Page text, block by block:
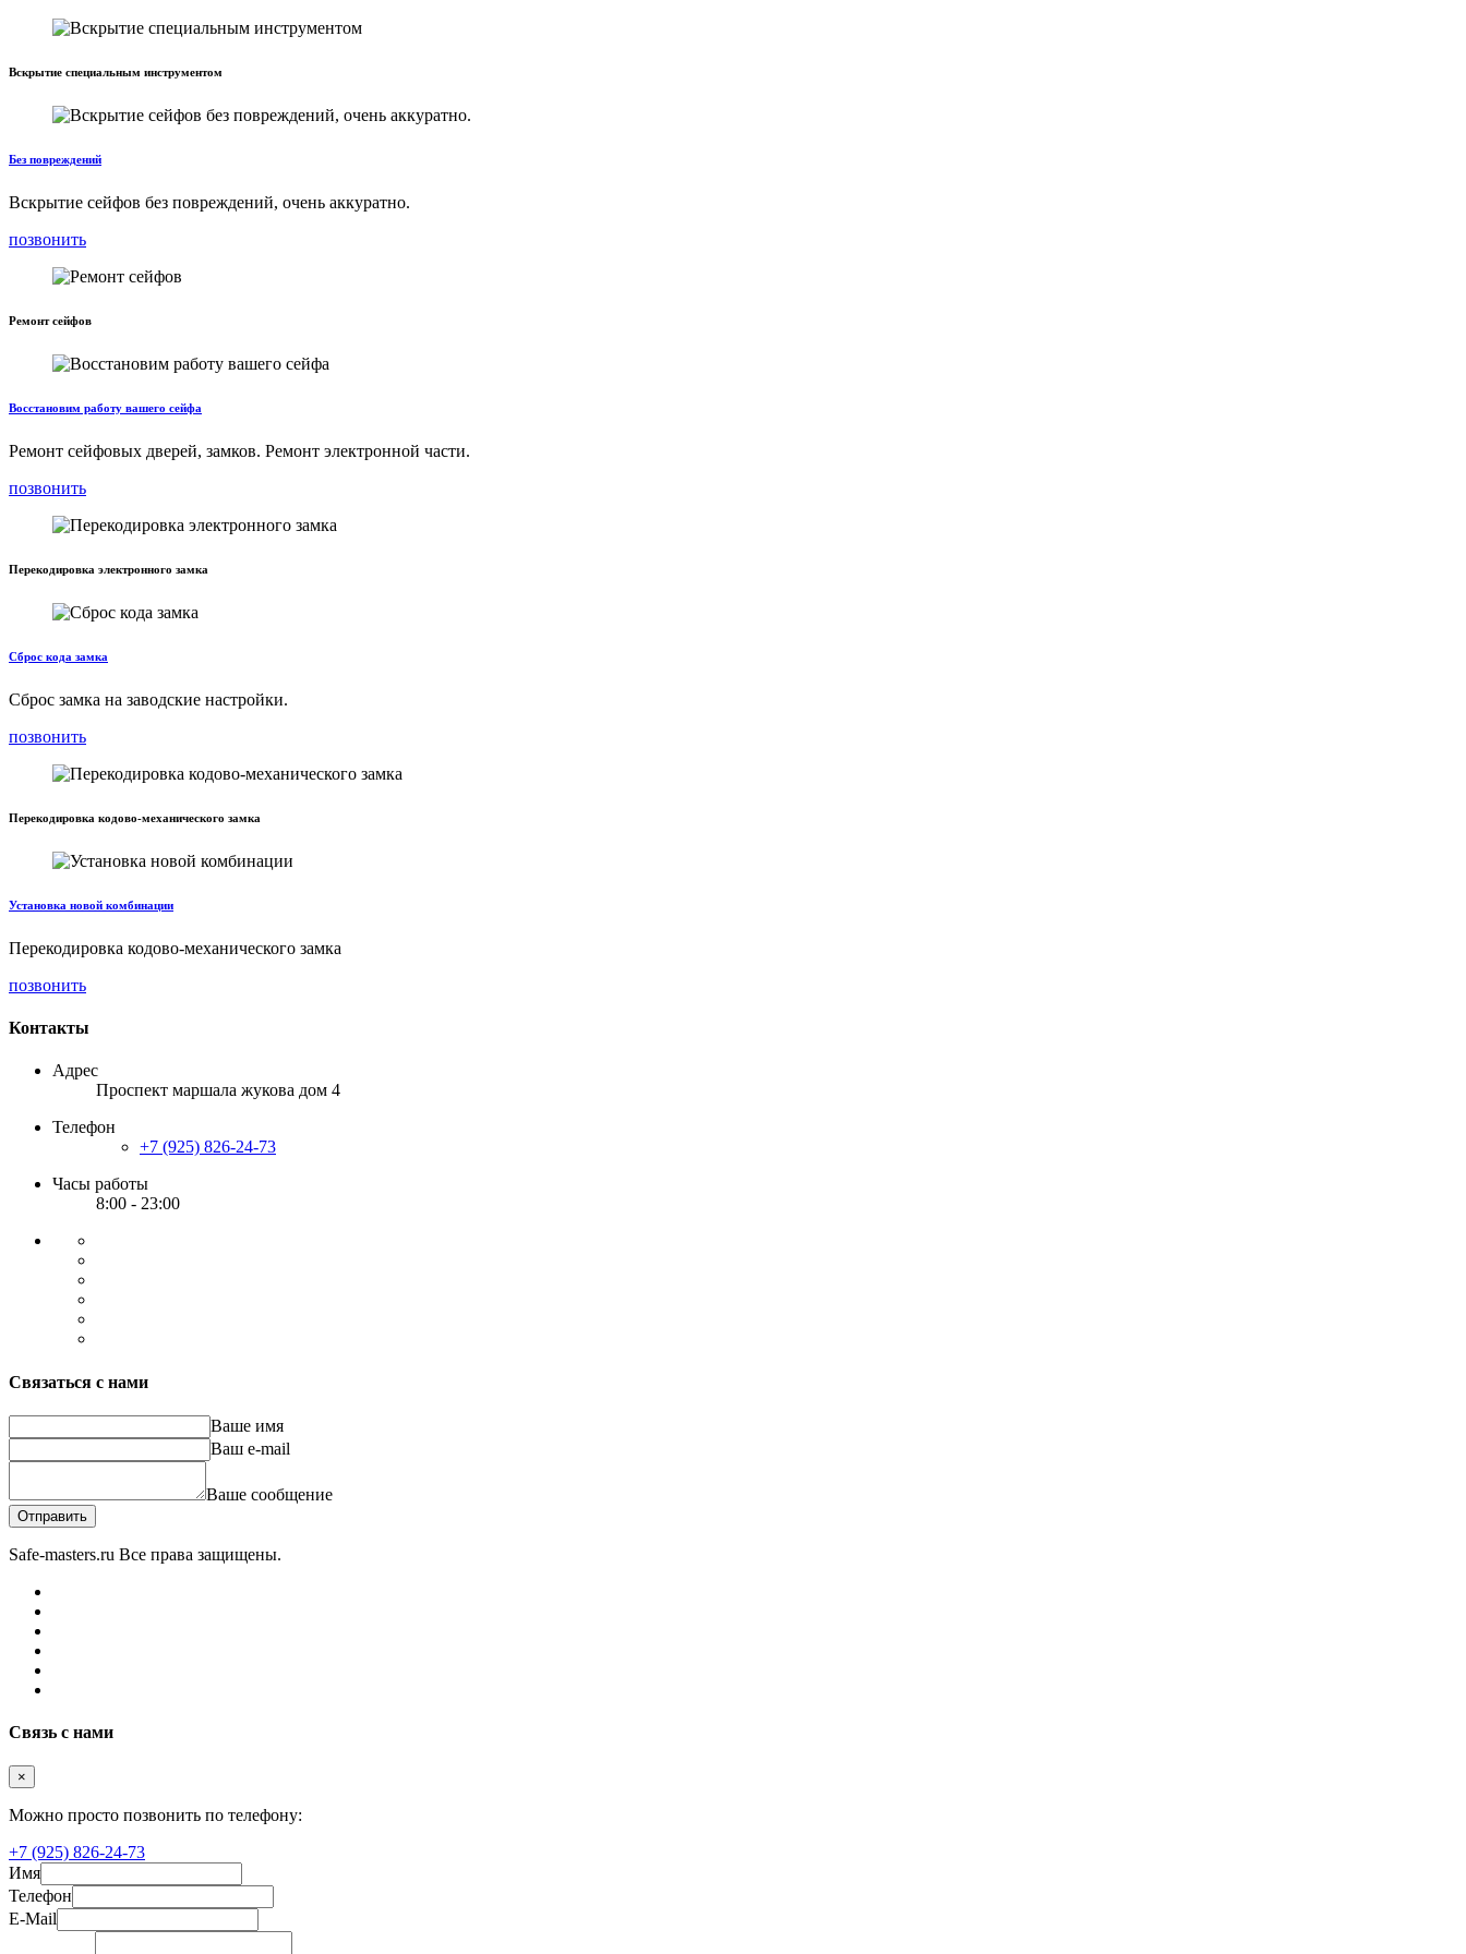
Вскрытие специальным инструментом
Без повреждений
Вскрытие сейфов без повреждений, очень аккуратно.
позвонить
Ремонт сейфов
Восстановим работу вашего сейфа
Ремонт сейфовых дверей, замков. Ремонт электронной части.
позвонить
Перекодировка электронного замка
Сброс кода замка
Сброс замка на заводские настройки.
позвонить
Перекодировка кодово-механического замка
Установка новой комбинации
Перекодировка кодово-механического замка
позвонить
Контакты
Адрес
Проспект маршала жукова дом 4
Телефон
+7 (925) 826-24-73
Часы работы
8:00 - 23:00
Связаться с нами
Ваше имя
Ваш e-mail
Ваше сообщение
Отправить
Safe-masters.ru Все права защищены.
Связь с нами
×
Можно просто позвонить по телефону:
+7 (925) 826-24-73
Имя
Телефон
E-Mail